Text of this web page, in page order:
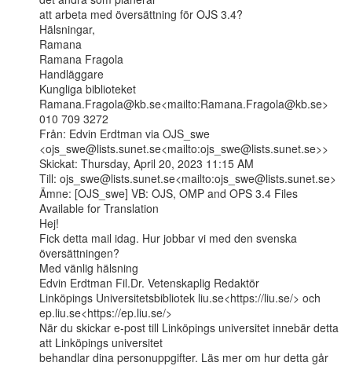
att arbeta med översättning för OJS 3.4?
Hälsningar,
Ramana
Ramana Fragola
Handläggare
Kungliga biblioteket
Ramana.Fragola@kb.se<mailto:Ramana.Fragola@kb.se>
010 709 3272
Från: Edvin Erdtman via OJS_swe
<ojs_swe@lists.sunet.se<mailto:ojs_swe@lists.sunet.se>>
Skickat: Thursday, April 20, 2023 11:15 AM
Till: ojs_swe@lists.sunet.se<mailto:ojs_swe@lists.sunet.se>
Ämne: [OJS_swe] VB: OJS, OMP and OPS 3.4 Files
Available for Translation
Hej!
Fick detta mail idag. Hur jobbar vi med den svenska
översättningen?
Med vänlig hälsning
Edvin Erdtman Fil.Dr. Vetenskaplig Redaktör
Linköpings Universitetsbibliotek liu.se<https://liu.se/> och
ep.liu.se<https://ep.liu.se/>
När du skickar e-post till Linköpings universitet innebär detta
att Linköpings universitet
behandlar dina personuppgifter. Läs mer om hur detta går